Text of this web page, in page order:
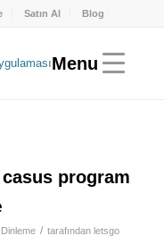
Satın Al Blog
casus program
/ tarafından letsgo